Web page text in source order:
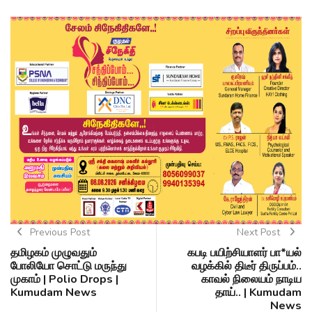
Previous Post
தமிழகம் முழுவதும்
போலியோ சொட்டு மருந்து
முகாம் | Polio Drops |
Kumudam News
Next Post
கபடி பயிற்சியாளர் பா*யல்
வழக்கில் திடீர் திருப்பம்..
காவல் நிலையம் நாடிய
தாய்.. | Kumudam
News